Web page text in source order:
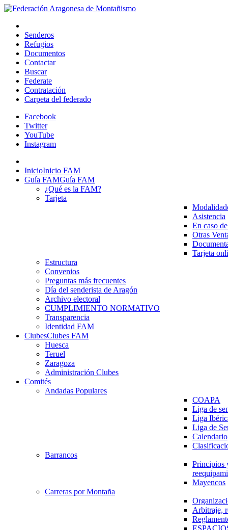
Senderos
Refugios
Documentos
Contactar
Buscar
Federate
Contratación
Carpeta del federado
Facebook
Twitter
YouTube
Instagram
InicioInicio FAM
Guía FAMGuía FAM
¿Qué es la FAM?
Tarjeta
Asistencia
En caso
Otras
Tarjeta
Estructura
Convenios
Preguntas más frecuentes
Día del senderista de Aragón
Archivo electoral
CUMPLIMIENTO NORMATIVO
Transparencia
Identidad FAM
ClubesClubes FAM
Huesca
Teruel
Zaragoza
Administración Clubes
Comités
Andadas Populares
COAPA
Liga de
Liga
Liga de
Calendario
Barrancos
Principios
Mayencos
Carreras por Montaña
Arbitraje,